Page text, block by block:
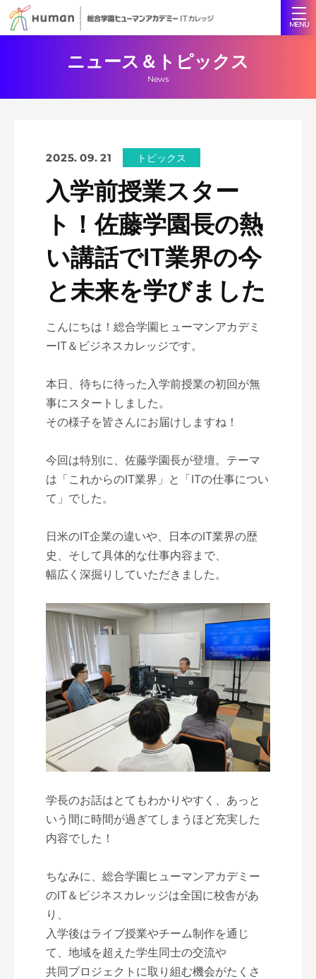
ニュース＆トピックス
News
2025. 09. 21 トピックス
入学前授業スター
ト！佐藤学園長の熱
い講話でIT業界の今
と未来を学びました
こんにちは！総合学園ヒューマンアカデミ
ーIT＆ビジネスカレッジです。
本日、待ちに待った入学前授業の初回が無
事にスタートしました。
その様子を皆さんにお届けしますね！
今回は特別に、佐藤学園長が登壇。テーマ
は「これからのIT業界」と「ITの仕事につい
て」でした。
日米のIT企業の違いや、日本のIT業界の歴
史、そして具体的な仕事内容まで、
幅広く深掘りしていただきました。
学長のお話はとてもわかりやすく、あっと
いう間に時間が過ぎてしまうほど充実した
内容でした！
ちなみに、総合学園ヒューマンアカデミー
のIT＆ビジネスカレッジは全国に校舎があ
り、
入学後はライブ授業やチーム制作を通じ
て、地域を超えた学生同士の交流や
共同プロジェクトに取り組む機会がたくさ